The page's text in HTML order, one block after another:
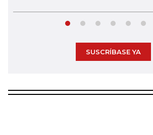
SUSCRÍBASE YA